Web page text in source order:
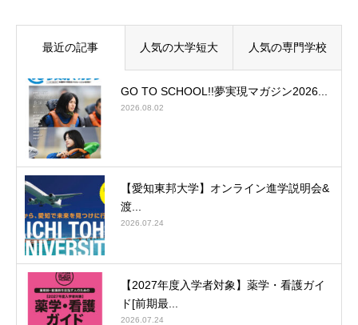
最近の記事 人気の大学短大 人気の専門学校
GO TO SCHOOL!!夢実現マガジン2026...
2026.08.02
【愛知東邦大学】オンライン進学説明会&
渡...
2026.07.24
【2027年度入学者対象】薬学・看護ガイ
ド[前期最...
2026.07.24